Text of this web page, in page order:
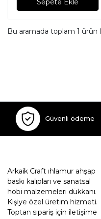
Sepete Ekle
Bu aramada toplam 1 ürün
Güvenli ödeme
Arkaik Craft ıhlamur ahşap
baskı kalıpları ve sanatsal
hobi malzemeleri dükkanı.
Kişiye özel üretim hizmeti.
Toptan sipariş için iletişime